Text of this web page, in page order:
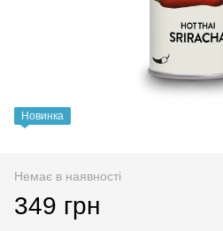
Новинка
Немає в наявності
349 грн